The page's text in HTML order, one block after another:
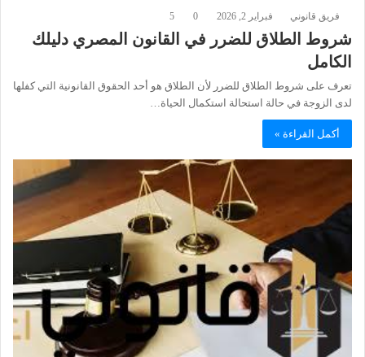
فريق قانوني فبراير 2, 2026 0
5
شروط الطلاق للضرر في القانون المصري دليلك
الكامل
تعرف على شروط الطلاق للضرر لأن الطلاق هو أحد الحقوق القانونية التي كفلها
لدى الزوجة في حالة استحالة استكمال الحياة…
أكمل القراءة »